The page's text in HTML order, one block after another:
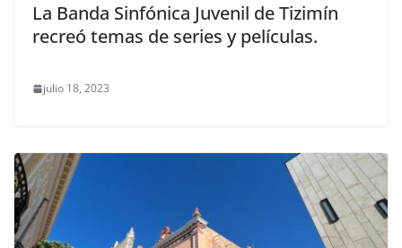
La Banda Sinfónica Juvenil de Tizimín
recreó temas de series y películas.
julio 18, 2023